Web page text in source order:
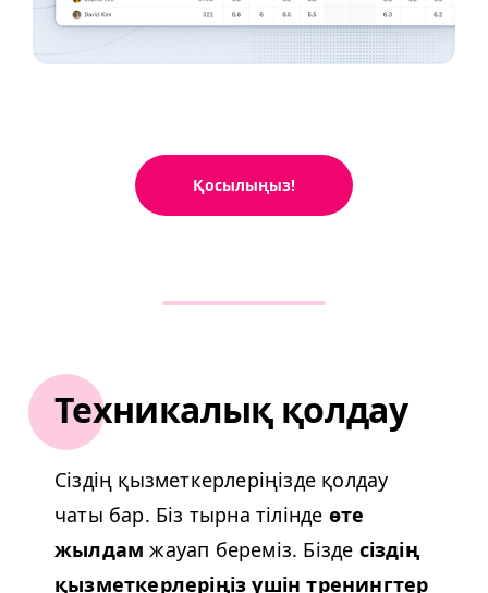
Қосылыңыз!
Техникалық қолдау
Сіздің қызметкерлеріңізде қолдау
чаты бар. Біз тырна тілінде өте
жылдам жауап береміз. Бізде сіздің
қызметкерлеріңіз үшін тренингтер